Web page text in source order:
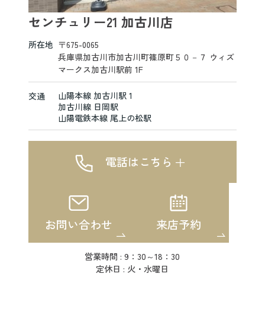
センチュリー21 加古川店
所在地 〒675-0065
兵庫県加古川市加古川町篠原町５０－７ ウィズ
マークス加古川駅前 1F
交通
山陽本線 加古川駅 1
加古川線 日岡駅
山陽電鉄本線 尾上の松駅
電話はこちら
お問い合わせ 来店予約
営業時間 : 9：30～18：30
定休日 : 火・水曜日